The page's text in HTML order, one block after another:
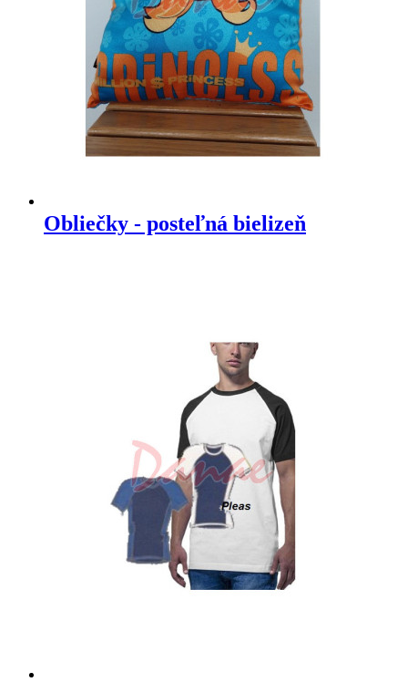
Obliečky - posteľná bielizeň